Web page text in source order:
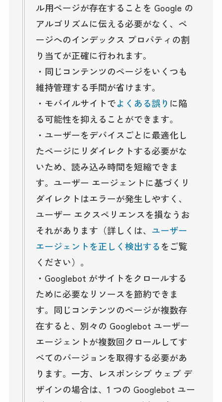
ル用ページが存在することを Google の
アルゴリズムに伝える必要がなく、ペ
ージへのインデックス プロパティの割
り当てが正確に行われます。
・同じコンテンツのページをいくつも
維持管理する手間が省けます。
・モバイルサイトでよくある誤り に陥
る可能性を抑えることができます。
・ユーザーをデバイスごとに最適化し
たページにリダイレクトする必要がな
いため、読み込み時間を短縮できま
す。ユーザー エージェントに基づくリ
ダイレクトはエラーが発生しやすく、
ユーザー エクスペリエンスを損なうお
それがあります（詳しくは、 ユーザー
エージェントを正しく検出するをご覧
ください）。
・Googlebot がサイトをクロールする
ために必要なリソースを節約できま
す。同じコンテンツのページが複数存
在すると、別々の Googlebot ユーザー
エージェントが複数回クロールしてす
べてのバージョンを取得する必要があ
ります。一方、レスポンシブ ウェブ デ
ザインの場合は、1 つの Googlebot ユー